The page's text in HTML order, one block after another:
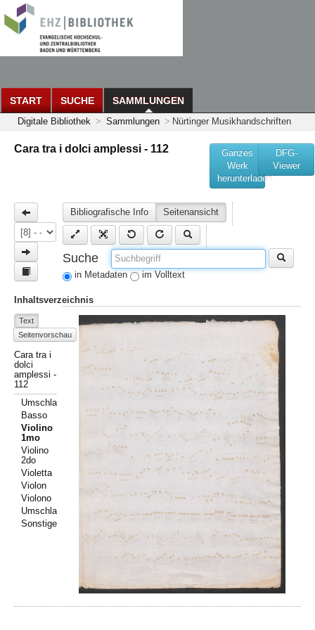
START SUCHE SAMMLUNGEN
Digitale Bibliothek > Sammlungen > Nürtinger Musikhandschriften
Cara tra i dolci amplessi - 112
Ganzes
Werk
herunterladen
DFG-
Viewer
Inhaltsverzeichnis
Text
Seitenvorschau
Cara tra i
dolci
amplessi -
112
Umschlag
Basso
Violino
1mo
Violino
2do
Violetta
Violon
Violono
Umschlag
Sonstiges
Bibliografische Info Seitenansicht
Suche
in Metadaten im Volltext